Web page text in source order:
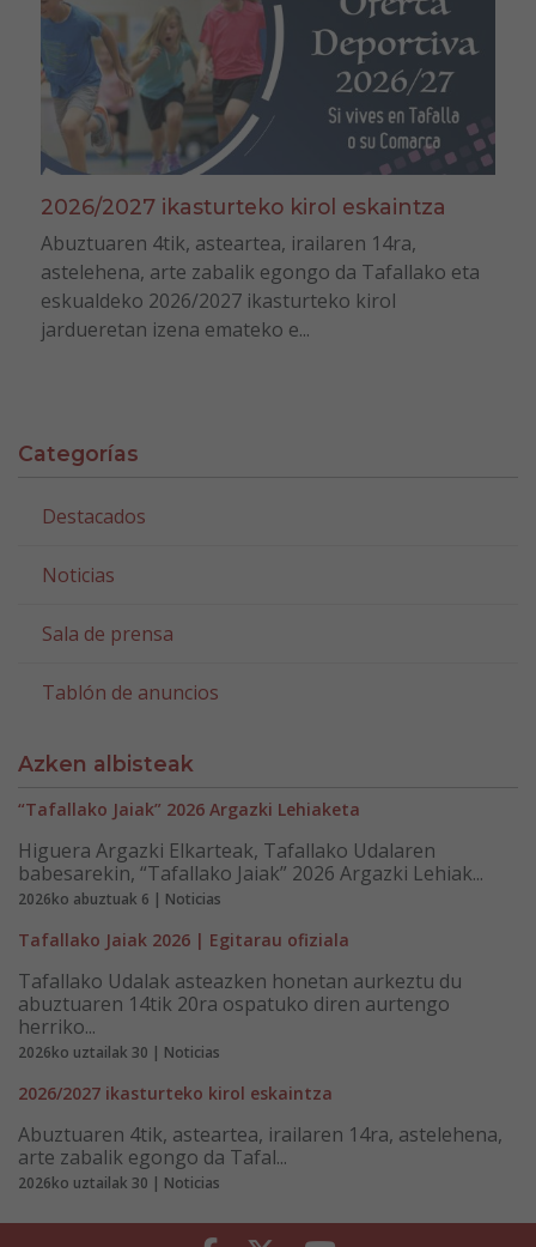
2026/2027 ikasturteko kirol eskaintza
Abuztuaren 4tik, asteartea, irailaren 14ra,
astelehena, arte zabalik egongo da Tafallako eta
eskualdeko 2026/2027 ikasturteko kirol
jardueretan izena emateko e...
Categorías
Destacados
Noticias
Sala de prensa
Tablón de anuncios
Azken albisteak
“Tafallako Jaiak” 2026 Argazki Lehiaketa
Higuera Argazki Elkarteak, Tafallako Udalaren
babesarekin, “Tafallako Jaiak” 2026 Argazki Lehiak...
2026ko abuztuak 6 | Noticias
Tafallako Jaiak 2026 | Egitarau ofiziala
Tafallako Udalak asteazken honetan aurkeztu du
abuztuaren 14tik 20ra ospatuko diren aurtengo
herriko...
2026ko uztailak 30 | Noticias
2026/2027 ikasturteko kirol eskaintza
Abuztuaren 4tik, asteartea, irailaren 14ra, astelehena,
arte zabalik egongo da Tafal...
2026ko uztailak 30 | Noticias